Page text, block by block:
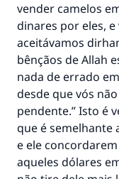
vender camelos
dinares por eles,
aceitávamos
bênçãos de Allah
nada de errado
desde que vós
pendente.” Isto é
que é semelhante
e ele
aqueles dólares